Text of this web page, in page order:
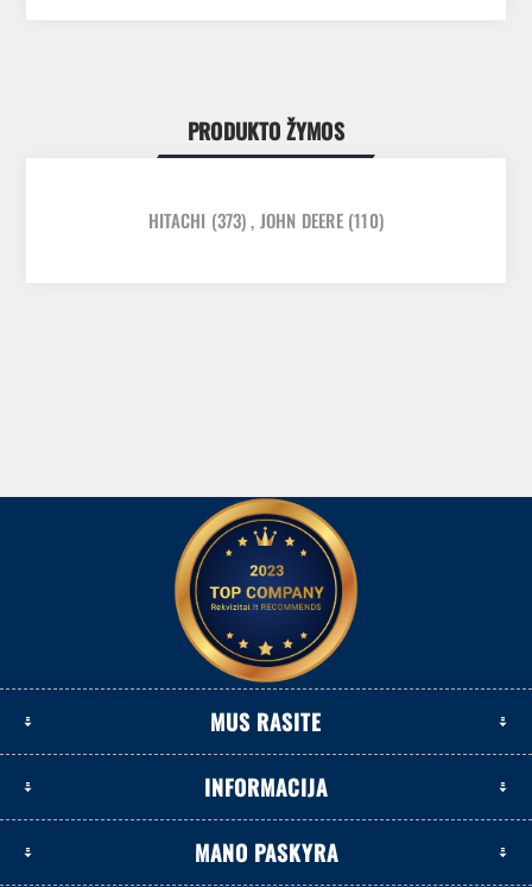
PRODUKTO ŽYMOS
HITACHI (373), JOHN DEERE (110)
MUS RASITE
INFORMACIJA
MANO PASKYRA